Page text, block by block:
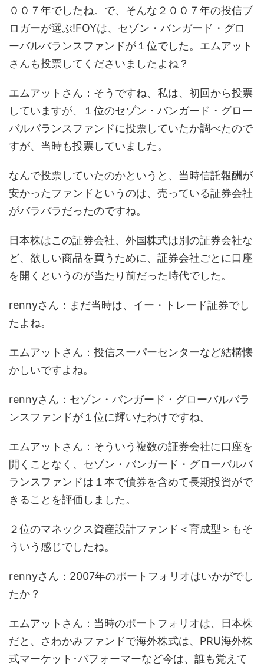
００７年でしたね。で、そんな２００７年の投信ブ
ロガーが選ぶ!FOYは、セゾン・バンガード・グロ
ーバルバランスファンドが１位でした。エムアット
さんも投票してくださいましたよね？
エムアットさん：そうですね、私は、初回から投票
していますが、１位のセゾン・バンガード・グロー
バルバランスファンドに投票していたか調べたので
すが、当時も投票していました。
なんで投票していたのかというと、当時信託報酬が
安かったファンドというのは、売っている証券会社
がバラバラだったのですね。
日本株はこの証券会社、外国株式は別の証券会社な
ど、欲しい商品を買うために、証券会社ごとに口座
を開くというのが当たり前だった時代でした。
rennyさん：まだ当時は、イー・トレード証券でし
たよね。
エムアットさん：投信スーパーセンターなど結構懐
かしいですよね。
rennyさん：セゾン・バンガード・グローバルバラ
ンスファンドが１位に輝いたわけですね。
エムアットさん：そういう複数の証券会社に口座を
開くことなく、セゾン・バンガード・グローバルバ
ランスファンドは１本で債券を含めて長期投資がで
きることを評価しました。
２位のマネックス資産設計ファンド＜育成型＞もそ
ういう感じでしたね。
rennyさん：2007年のポートフォリオはいかがでし
たか？
エムアットさん：当時のポートフォリオは、日本株
だと、さわかみファンドで海外株式は、PRU海外株
式マーケット･パフォーマーなど今は、誰も覚えて